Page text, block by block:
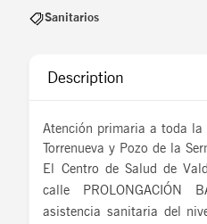
Sanitarios
Description
Atención primaria a toda la
Torrenueva y Pozo de la
El Centro de Salud de
calle PROLONGACIÓN
asistencia sanitaria del